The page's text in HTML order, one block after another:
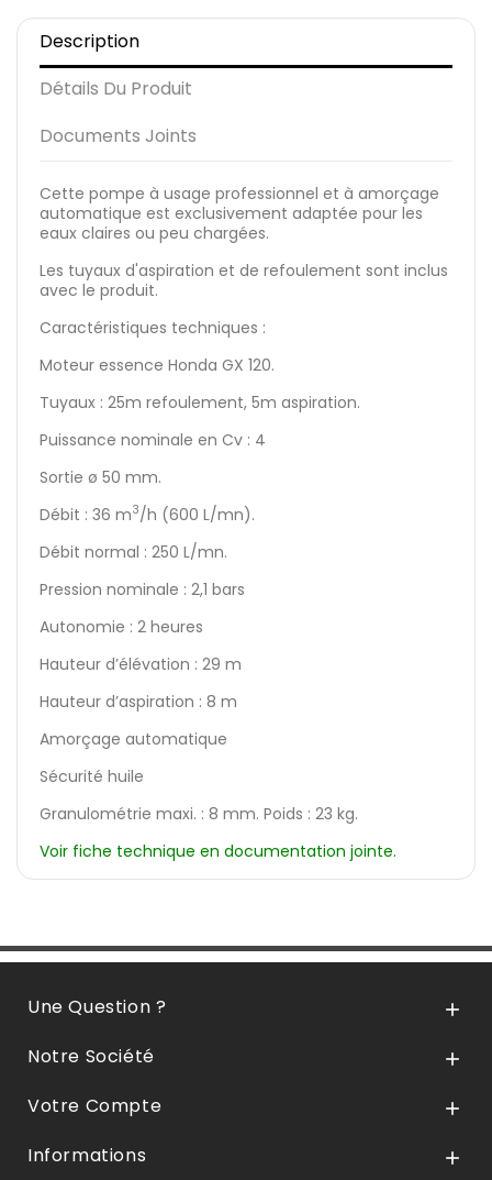
Description
Détails Du Produit
Documents Joints
Cette pompe à usage professionnel et à amorçage
automatique est exclusivement adaptée pour les
eaux claires ou peu chargées.
Les tuyaux d'aspiration et de refoulement sont inclus
avec le produit.
Caractéristiques techniques :
Moteur essence Honda GX 120.
Tuyaux : 25m refoulement, 5m aspiration.
Puissance nominale en Cv : 4
Sortie ø 50 mm.
Débit : 36 m3/h (600 L/mn).
Débit normal : 250 L/mn.
Pression nominale : 2,1 bars
Autonomie : 2 heures
Hauteur d’élévation : 29 m
Hauteur d’aspiration : 8 m
Amorçage automatique
Sécurité huile
Granulométrie maxi. : 8 mm. Poids : 23 kg.
Voir fiche technique en documentation jointe.
Une Question ? 
Notre Société 
Votre Compte 
Informations 